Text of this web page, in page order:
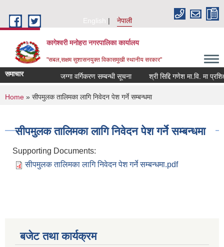
English
नेपाली
कागेश्वरी मनोहरा नगरपालिका कार्यालय
"सबल,सक्षम सुशासनयुक्त विकासमुखी स्थानीय सरकार"
समाचार जग्गा वर्गिकरण सम्बन्धी सूचना श्री सिद्दि गणेश मा.वि. मा
You are here
Home » सीपमुलक तालिमका लागि निवेदन पेश गर्ने सम्बन्धमा
सीपमुलक तालिमका लागि निवेदन पेश गर्ने सम्बन्धमा
Supporting Documents:
सीपमुलक तालिमका लागि निवेदन पेश गर्ने सम्बन्धमा.pdf
बजेट तथा कार्यक्रम